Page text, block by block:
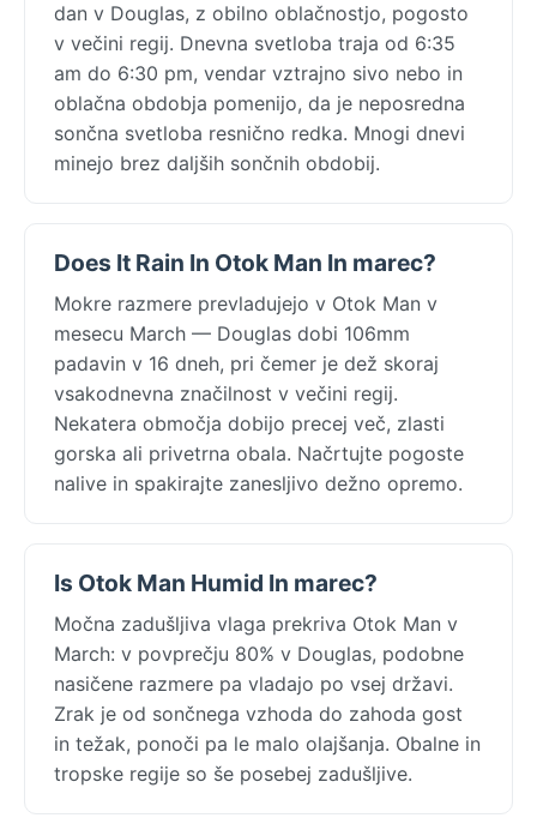
dan v Douglas, z obilno oblačnostjo, pogosto
v večini regij. Dnevna svetloba traja od 6:35
am do 6:30 pm, vendar vztrajno sivo nebo in
oblačna obdobja pomenijo, da je neposredna
sončna svetloba resnično redka. Mnogi dnevi
minejo brez daljših sončnih obdobij.
Does It Rain In Otok Man In marec?
Mokre razmere prevladujejo v Otok Man v
mesecu March — Douglas dobi 106mm
padavin v 16 dneh, pri čemer je dež skoraj
vsakodnevna značilnost v večini regij.
Nekatera območja dobijo precej več, zlasti
gorska ali privetrna obala. Načrtujte pogoste
nalive in spakirajte zanesljivo dežno opremo.
Is Otok Man Humid In marec?
Močna zadušljiva vlaga prekriva Otok Man v
March: v povprečju 80% v Douglas, podobne
nasičene razmere pa vladajo po vsej državi.
Zrak je od sončnega vzhoda do zahoda gost
in težak, ponoči pa le malo olajšanja. Obalne in
tropske regije so še posebej zadušljive.